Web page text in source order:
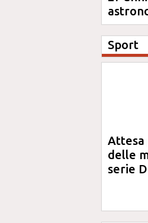
Sport
Attesa
delle
serie D